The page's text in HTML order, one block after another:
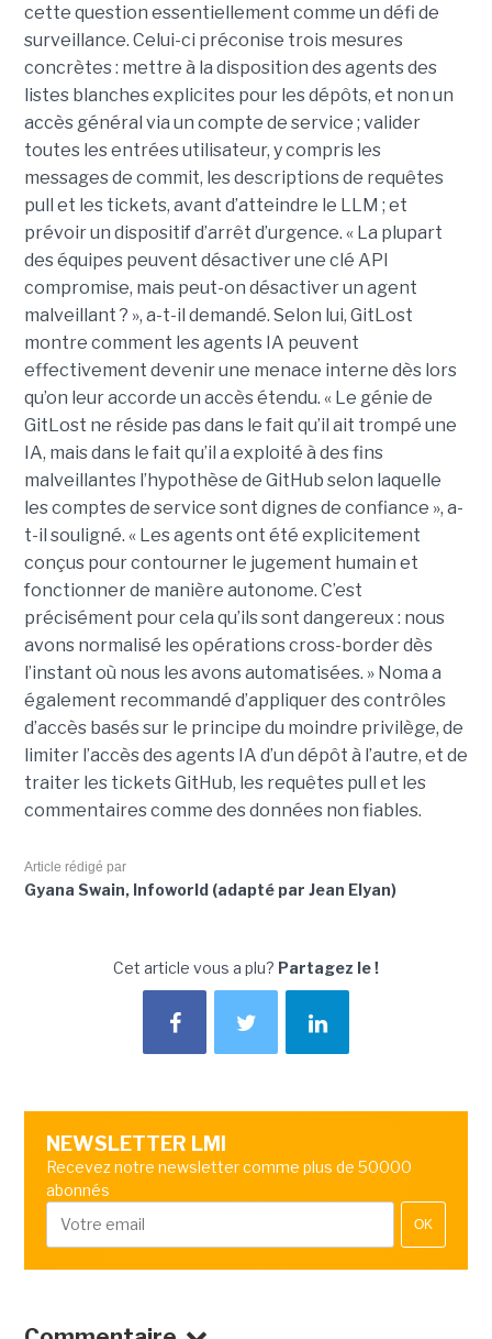
cette question essentiellement comme un défi de
surveillance. Celui-ci préconise trois mesures
concrètes : mettre à la disposition des agents des
listes blanches explicites pour les dépôts, et non un
accès général via un compte de service ; valider
toutes les entrées utilisateur, y compris les
messages de commit, les descriptions de requêtes
pull et les tickets, avant d’atteindre le LLM ; et
prévoir un dispositif d’arrêt d’urgence. « La plupart
des équipes peuvent désactiver une clé API
compromise, mais peut-on désactiver un agent
malveillant ? », a-t-il demandé. Selon lui, GitLost
montre comment les agents IA peuvent
effectivement devenir une menace interne dès lors
qu’on leur accorde un accès étendu. « Le génie de
GitLost ne réside pas dans le fait qu’il ait trompé une
IA, mais dans le fait qu’il a exploité à des fins
malveillantes l’hypothèse de GitHub selon laquelle
les comptes de service sont dignes de confiance », a-
t-il souligné. « Les agents ont été explicitement
conçus pour contourner le jugement humain et
fonctionner de manière autonome. C’est
précisément pour cela qu’ils sont dangereux : nous
avons normalisé les opérations cross-border dès
l’instant où nous les avons automatisées. » Noma a
également recommandé d’appliquer des contrôles
d’accès basés sur le principe du moindre privilège, de
limiter l’accès des agents IA d’un dépôt à l’autre, et de
traiter les tickets GitHub, les requêtes pull et les
commentaires comme des données non fiables.
Article rédigé par
Gyana Swain, Infoworld (adapté par Jean Elyan)
Cet article vous a plu? Partagez le !
NEWSLETTER LMI
Recevez notre newsletter comme plus de 50000
abonnés
OK